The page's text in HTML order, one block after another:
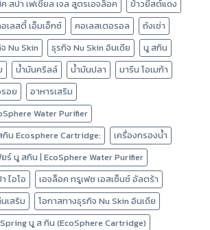
สปา เฟเชี่ยล เจล สูตรเอจล็อค
ข้าวยีสต์แดง
เลสตี้ เอ็มเอ็กซ์ คอเลสเตอรอล
ถังเช่า
Nu Skin ธุรกิจ Nu Skin อินเดีย
นู สกิน
น้ำมันคริลล์ น้ำมันปลา
มารีน โอเมก้า
อย
อาหารเสริม
Water Purifier
น Ecosphere Cartridge:
เครื่องกรองน้ำ
ร์ นู สกิน | EcoSphere Water Purifier
ไอโอ
เอจล็อค ทรูเฟซ เอสเซ็นซ์ อัลตร้า
เสริม
โอกาสทางธุรกิจ Nu Skin อินเดีย
นู ส กิน (EcoSphere Cartridge)